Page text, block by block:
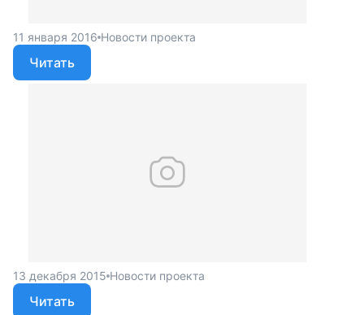
11 января 2016 Новости проекта
Читать
13 декабря 2015 Новости проекта
Читать